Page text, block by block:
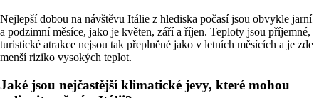
Nejlepší dobou na návštěvu Itálie z hlediska počasí jsou obvykle jarní
a podzimní měsíce, jako je květen, září a říjen. Teploty jsou příjemné,
turistické atrakce nejsou tak přeplněné jako v letních měsících a je zde
menší riziko vysokých teplot.
Jaké jsou nejčastější klimatické jevy, které mohou